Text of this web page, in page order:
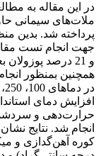
در این مقاله به
ملات‌های سیمانی
پرداخته شد. بدین
و 21 درصد
همچنین بمنظور
افزایش دمای
حرارت‌دهی و
انجام شد. نتایج